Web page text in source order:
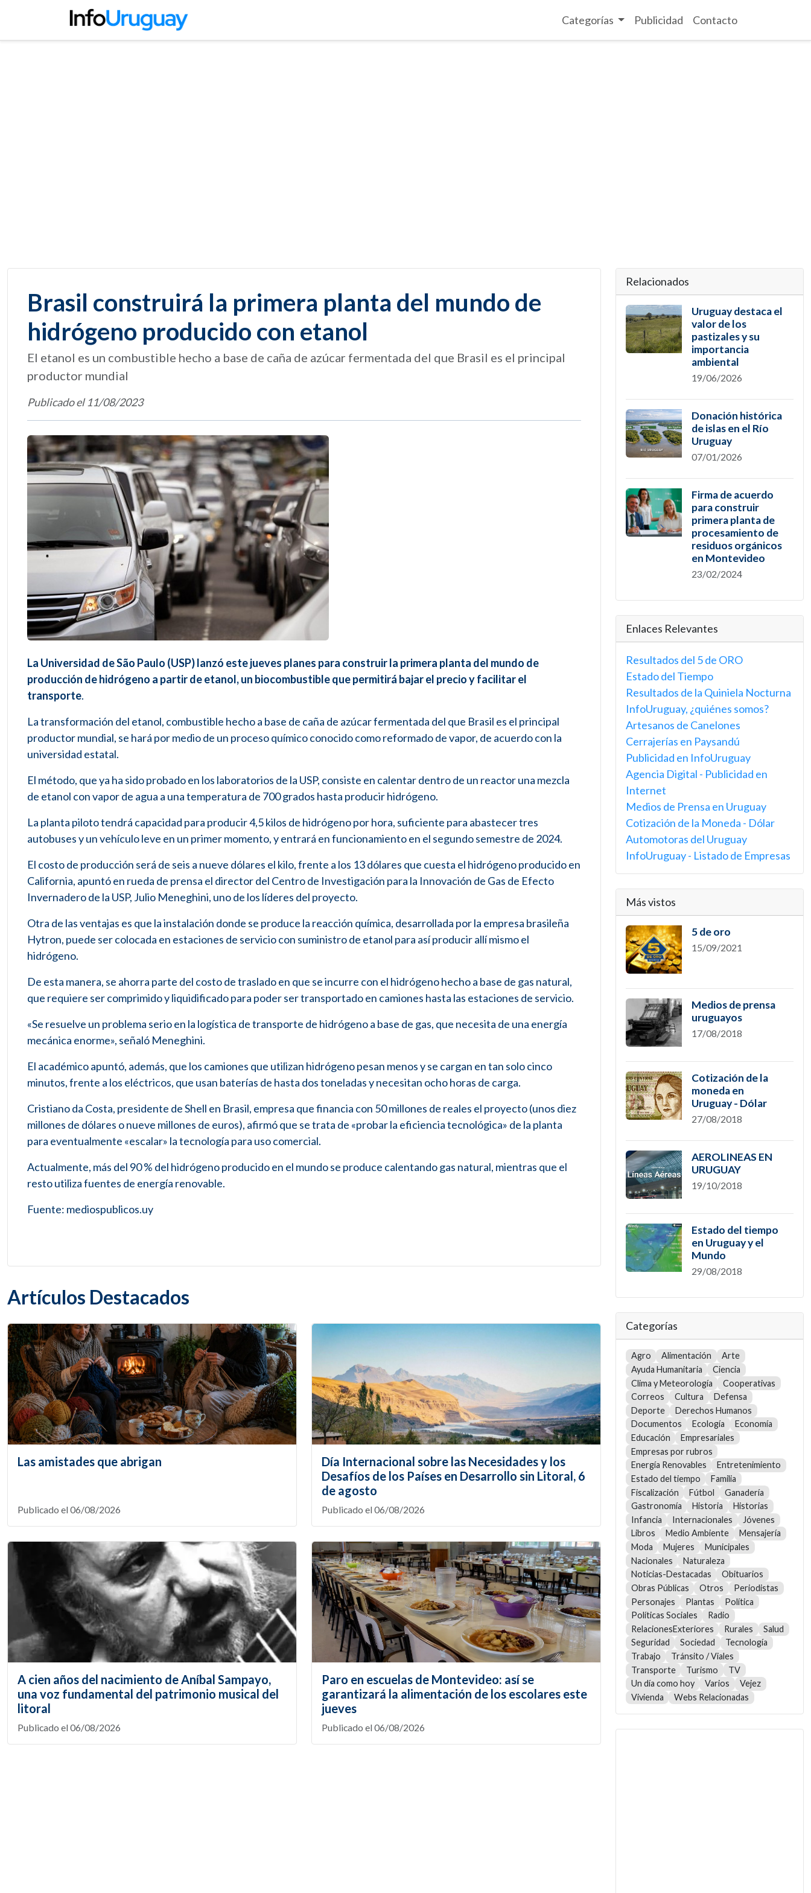
Categorías Publicidad Contacto
Brasil construirá la primera planta del mundo de
hidrógeno producido con etanol
El etanol es un combustible hecho a base de caña de azúcar fermentada del que Brasil es el principal
productor mundial
Publicado el 11/08/2023
La Universidad de São Paulo (USP) lanzó este jueves planes para construir la primera planta del mundo de
producción de hidrógeno a partir de etanol, un biocombustible que permitirá bajar el precio y facilitar el
transporte.
La transformación del etanol, combustible hecho a base de caña de azúcar fermentada del que Brasil es el principal
productor mundial, se hará por medio de un proceso químico conocido como reformado de vapor, de acuerdo con la
universidad estatal.
El método, que ya ha sido probado en los laboratorios de la USP, consiste en calentar dentro de un reactor una mezcla
de etanol con vapor de agua a una temperatura de 700 grados hasta producir hidrógeno.
La planta piloto tendrá capacidad para producir 4,5 kilos de hidrógeno por hora, suficiente para abastecer tres
autobuses y un vehículo leve en un primer momento, y entrará en funcionamiento en el segundo semestre de 2024.
El costo de producción será de seis a nueve dólares el kilo, frente a los 13 dólares que cuesta el hidrógeno producido en
California, apuntó en rueda de prensa el director del Centro de Investigación para la Innovación de Gas de Efecto
Invernadero de la USP, Julio Meneghini, uno de los líderes del proyecto.
Otra de las ventajas es que la instalación donde se produce la reacción química, desarrollada por la empresa brasileña
Hytron, puede ser colocada en estaciones de servicio con suministro de etanol para así producir allí mismo el
hidrógeno.
De esta manera, se ahorra parte del costo de traslado en que se incurre con el hidrógeno hecho a base de gas natural,
que requiere ser comprimido y liquidificado para poder ser transportado en camiones hasta las estaciones de servicio.
«Se resuelve un problema serio en la logística de transporte de hidrógeno a base de gas, que necesita de una energía
mecánica enorme», señaló Meneghini.
El académico apuntó, además, que los camiones que utilizan hidrógeno pesan menos y se cargan en tan solo cinco
minutos, frente a los eléctricos, que usan baterías de hasta dos toneladas y necesitan ocho horas de carga.
Cristiano da Costa, presidente de Shell en Brasil, empresa que financia con 50 millones de reales el proyecto (unos diez
millones de dólares o nueve millones de euros), afirmó que se trata de «probar la eficiencia tecnológica» de la planta
para eventualmente «escalar» la tecnología para uso comercial.
Actualmente, más del 90 % del hidrógeno producido en el mundo se produce calentando gas natural, mientras que el
resto utiliza fuentes de energía renovable.
Fuente: mediospublicos.uy
Artículos Destacados
Las amistades que abrigan
Publicado el 06/08/2026
Día Internacional sobre las Necesidades y los
Desafíos de los Países en Desarrollo sin Litoral, 6
de agosto
Publicado el 06/08/2026
A cien años del nacimiento de Aníbal Sampayo,
una voz fundamental del patrimonio musical del
litoral
Publicado el 06/08/2026
Paro en escuelas de Montevideo: así se
garantizará la alimentación de los escolares este
jueves
Publicado el 06/08/2026
Relacionados
Uruguay destaca el
valor de los
pastizales y su
importancia
ambiental
19/06/2026
Donación histórica
de islas en el Río
Uruguay
07/01/2026
Firma de acuerdo
para construir
primera planta de
procesamiento de
residuos orgánicos
en Montevideo
23/02/2024
Enlaces Relevantes
Resultados del 5 de ORO
Estado del Tiempo
Resultados de la Quiniela Nocturna
InfoUruguay, ¿quiénes somos?
Artesanos de Canelones
Cerrajerías en Paysandú
Publicidad en InfoUruguay
Agencia Digital - Publicidad en
Internet
Medios de Prensa en Uruguay
Cotización de la Moneda - Dólar
Automotoras del Uruguay
InfoUruguay - Listado de Empresas
Más vistos
5 de oro
15/09/2021
Medios de prensa
uruguayos
17/08/2018
Cotización de la
moneda en
Uruguay - Dólar
27/08/2018
AEROLINEAS EN
URUGUAY
19/10/2018
Estado del tiempo
en Uruguay y el
Mundo
29/08/2018
Categorías
Agro Alimentación
Arte
Ayuda Humanitaria
Ciencia
Clima y Meteorología
Cooperativas
Correos
Cultura
Defensa
Deporte
Derechos Humanos
Documentos
Ecología
Economía
Educación
Empresariales
Empresas por rubros
Energía Renovables
Entretenimiento
Estado del tiempo
Familia
Fiscalización
Fútbol
Ganadería
Gastronomía
Historia
Historias
Infancia
Internacionales
Jóvenes
Libros
Medio Ambiente
Mensajería
Moda
Mujeres
Municipales
Nacionales
Naturaleza
Noticias-Destacadas
Obituarios
Obras Públicas
Otros
Periodistas
Personajes
Plantas
Política
Políticas Sociales
Radio
RelacionesExteriores
Rurales
Salud
Seguridad
Sociedad
Tecnología
Trabajo
Tránsito / Viales
Transporte
Turismo
TV
Un día como hoy
Varios
Vejez
Vivienda
Webs Relacionadas